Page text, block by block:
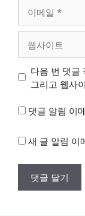
일
트
다음 번 댓글
그리고 웹사
댓글 알림 이
새 글 알림 이